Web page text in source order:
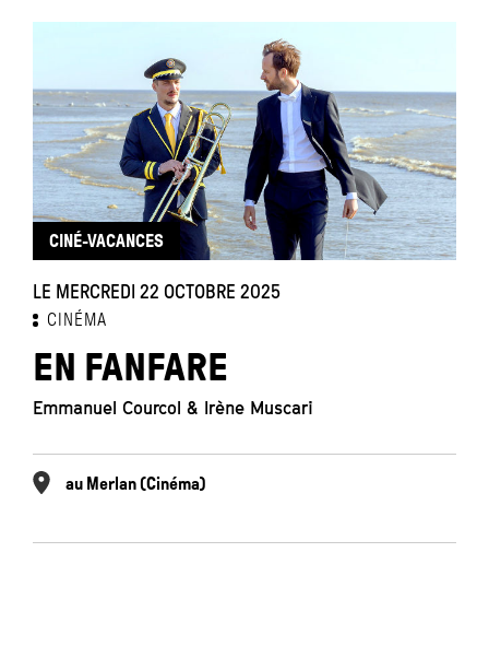
CINÉ-VACANCES
LE MERCREDI 22 OCTOBRE 2025
CINÉMA
EN FANFARE
Emmanuel Courcol & Irène Muscari
au Merlan (Cinéma)